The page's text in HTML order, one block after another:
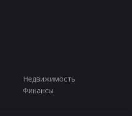
Недвижимость
Финансы